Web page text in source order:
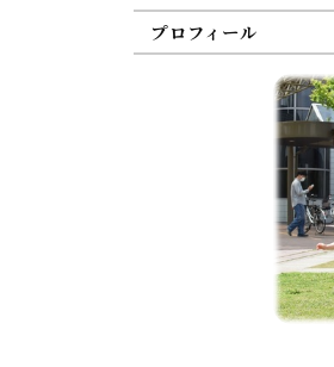
プロフィール